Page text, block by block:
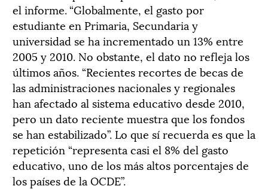
el informe. “Globalmente, el gasto por
estudiante en Primaria, Secundaria y
universidad se ha incrementado un 13% entre
2005 y 2010. No obstante, el dato no refleja los
últimos años. “Recientes recortes de becas de
las administraciones nacionales y regionales
han afectado al sistema educativo desde 2010,
pero un dato reciente muestra que los fondos
se han estabilizado”. Lo que sí recuerda es que la
repetición “representa casi el 8% del gasto
educativo, uno de los más altos porcentajes de
los países de la OCDE”.